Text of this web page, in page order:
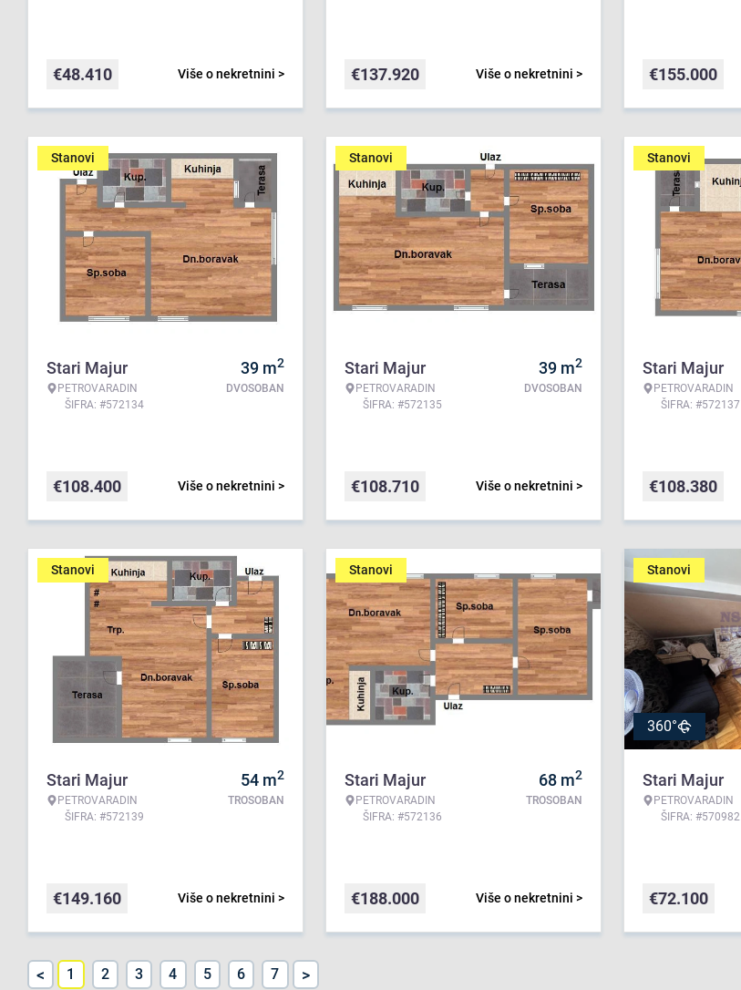
Više o nekretnini >
€48.410 Više o nekretnini >
€137.920 €155.000
Stanovi
Stari Majur
PETROVARADIN
ŠIFRA: #572134
39 m2
DVOSOBAN
Više o nekretnini >
€108.400
Stanovi
Stari Majur
PETROVARADIN
ŠIFRA: #572135
39 m2
DVOSOBAN
Više o nekretnini >
€108.710
Stanovi
Stari Majur
PETROVARADIN
ŠIFRA: #572137
€108.380
Stanovi
Stari Majur
PETROVARADIN
ŠIFRA: #572139
54 m2
TROSOBAN
Više o nekretnini >
€149.160
Stanovi
Stari Majur
PETROVARADIN
ŠIFRA: #572136
68 m2
TROSOBAN
Više o nekretnini >
€188.000
Stanovi
360°
Stari Majur
PETROVARADIN
ŠIFRA: #570982
€72.100
< 1 2 3 4 5 6 7 >